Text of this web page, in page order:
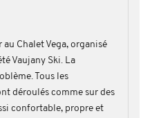
Chalet Vega, organisé
Vaujany Ski. La
Tous les
déroulés comme sur des
confortable, propre et